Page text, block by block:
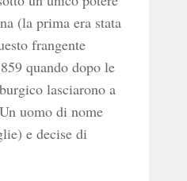
(la prima era stata
frangente
quando dopo le
lasciarono a
uomo di nome
e decise di